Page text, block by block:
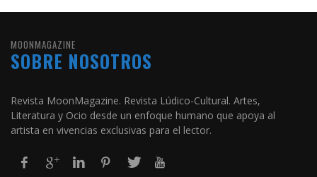
MOONMAGAZINE
SOBRE NOSOTROS
Revista MoonMagazine. Revista Lúdico-Cultural. Artes,
Literatura y Ocio desde un enfoque humano que apoya al
artista en vivencias exclusivas para el lector.